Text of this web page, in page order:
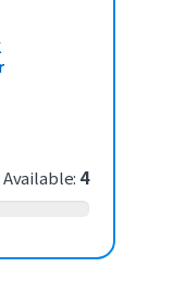
Available: 4